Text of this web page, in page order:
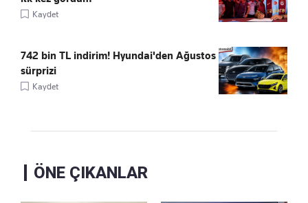
Kaydet
742 bin TL indirim! Hyundai'den Ağustos
sürprizi
Kaydet
ÖNE ÇIKANLAR